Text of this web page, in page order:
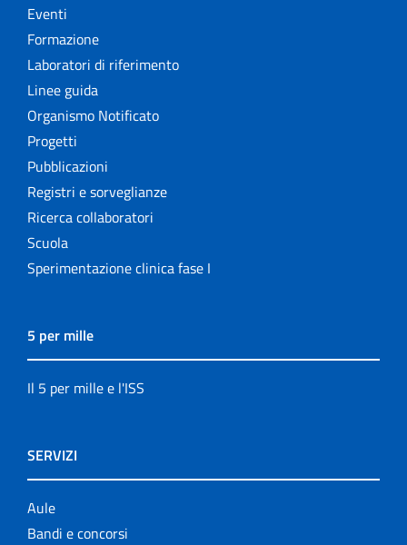
Eventi
Formazione
Laboratori di riferimento
Linee guida
Organismo Notificato
Progetti
Pubblicazioni
Registri e sorveglianze
Ricerca collaboratori
Scuola
Sperimentazione clinica fase I
5 per mille
Il 5 per mille e l'ISS
SERVIZI
Aule
Bandi e concorsi